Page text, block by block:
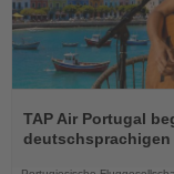
Sie
die
TAP Air Portugal
deutschsprachigen